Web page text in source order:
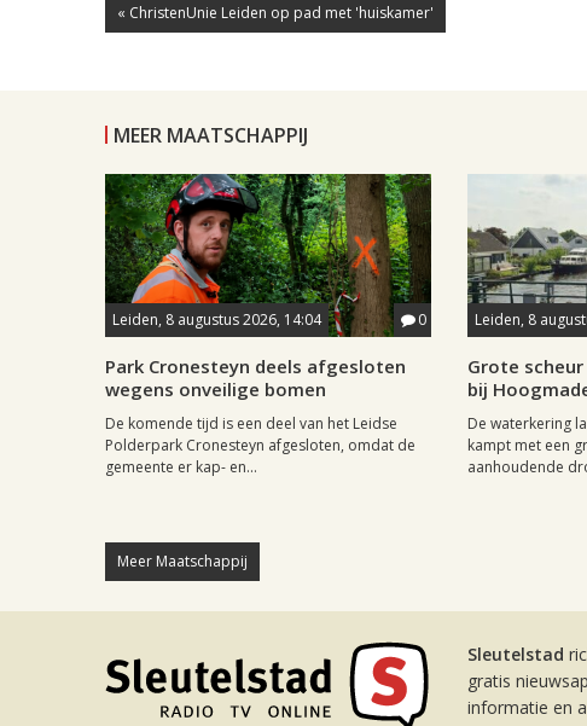
« ChristenUnie Leiden op pad met 'huiskamer'
MEER MAATSCHAPPIJ
Leiden, 8 augustus 2026, 14:04 0
Park Cronesteyn deels afgesloten
wegens onveilige bomen
De komende tijd is een deel van het Leidse
Polderpark Cronesteyn afgesloten, omdat de
gemeente er kap- en...
Leiden, 8
Grote
bij
De waterkering
kampt met een
aanhoudende
Meer Maatschappij
Sleutelstad
gratis
informatie en